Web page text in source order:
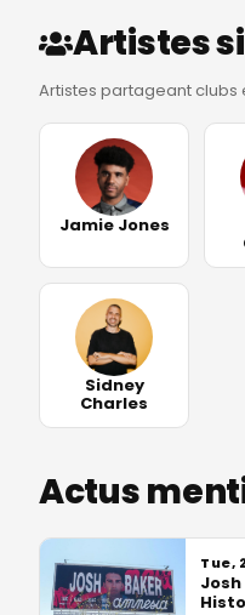
Artistes
Artistes partageant clubs
Jamie Jones
Sidney
Charles
Actus
Tue,